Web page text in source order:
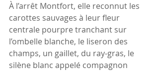
À l’arrêt Montfort, elle reconnut les
carottes sauvages à leur fleur
centrale pourpre tranchant sur
l’ombelle blanche, le liseron des
champs, un gaillet, du ray-gras, le
silène blanc appelé compagnon